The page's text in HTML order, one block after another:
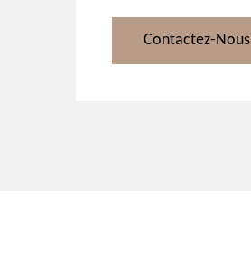
Contactez-Nous